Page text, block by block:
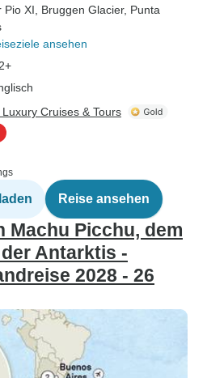
Pio XI , Bruggen Glacier, Punta
ansehen
Cruises & Tours
Reise ansehen
Machu Picchu, dem
Antarktis -
2028 - 26